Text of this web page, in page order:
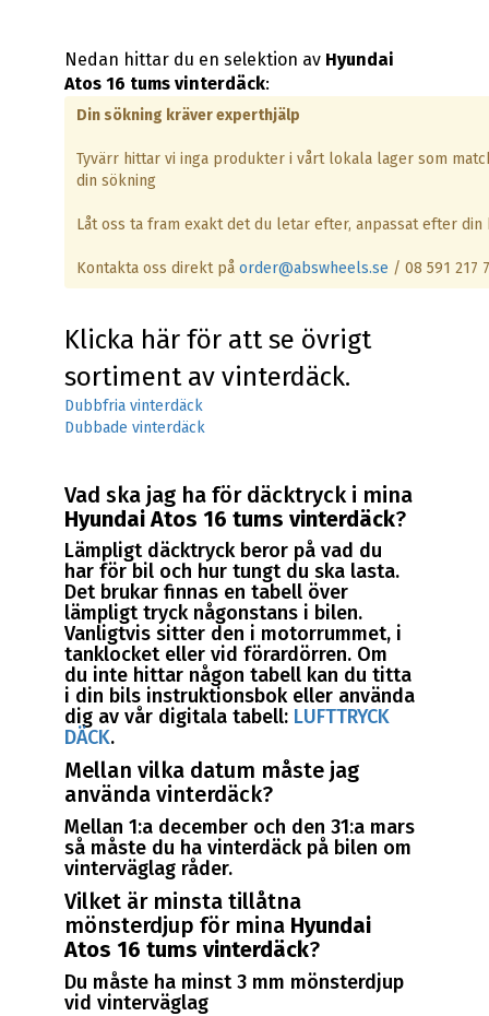
Nedan hittar du en selektion av Hyundai
Atos 16 tums vinterdäck:
Din sökning kräver experthjälp
Tyvärr hittar vi inga produkter i vårt lokala lager som
din sökning
Låt oss ta fram exakt det du letar efter, anpassat efter din
Kontakta oss direkt påorder@abswheels.se / 08 591 217
Klicka här för att se övrigt
sortiment av vinterdäck.
Dubbfria vinterdäck
Dubbade vinterdäck
Vad ska jag ha för däcktryck i mina
Hyundai Atos 16 tums vinterdäck?
Lämpligt däcktryck beror på vad du
har för bil och hur tungt du ska lasta.
Det brukar finnas en tabell över
lämpligt tryck någonstans i bilen.
Vanligtvis sitter den i motorrummet, i
tanklocket eller vid förardörren. Om
du inte hittar någon tabell kan du titta
i din bils instruktionsbok eller använda
dig av vår digitala tabell: LUFTTRYCK
DÄCK.
Mellan vilka datum måste jag
använda vinterdäck?
Mellan 1:a december och den 31:a mars
så måste du ha vinterdäck på bilen om
vinterväglag råder.
Vilket är minsta tillåtna
mönsterdjup för mina Hyundai
Atos 16 tums vinterdäck?
Du måste ha minst 3 mm mönsterdjup
vid vinterväglag